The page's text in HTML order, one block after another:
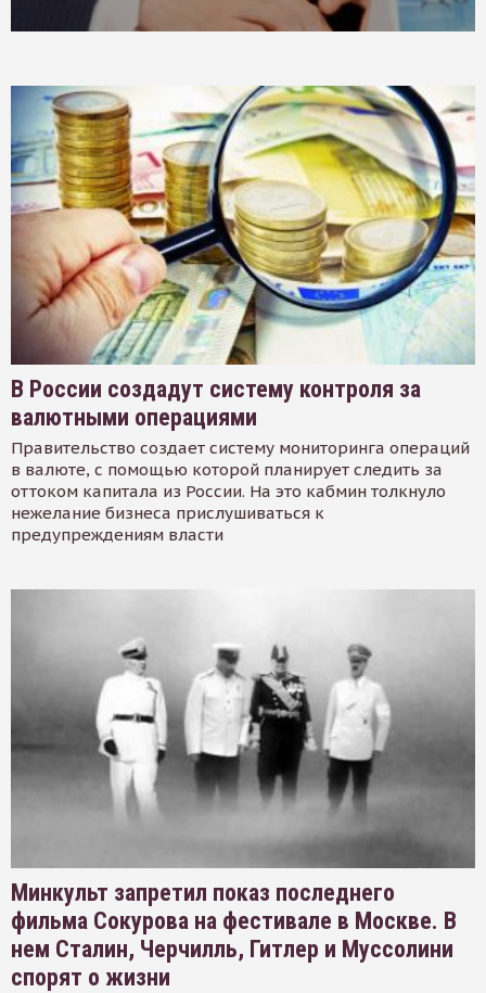
В России создадут систему контроля за
валютными операциями
Правительство создает систему мониторинга операций
в валюте, с помощью которой планирует следить за
оттоком капитала из России. На это кабмин толкнуло
нежелание бизнеса прислушиваться к
предупреждениям власти
Минкульт запретил показ последнего
фильма Сокурова на фестивале в Москве. В
нем Сталин, Черчилль, Гитлер и Муссолини
спорят о жизни